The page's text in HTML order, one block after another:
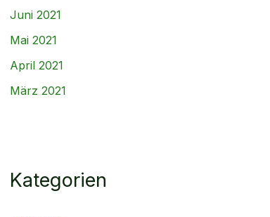
Juni 2021
Mai 2021
April 2021
März 2021
Kategorien